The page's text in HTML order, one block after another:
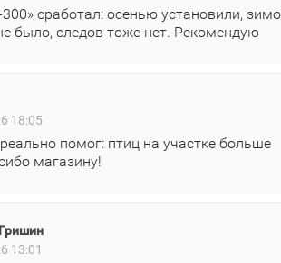
сработал: осенью установили,
было, следов тоже нет. Рекомендую
18:05
помог: птиц на участке больше
магазину!
13:01